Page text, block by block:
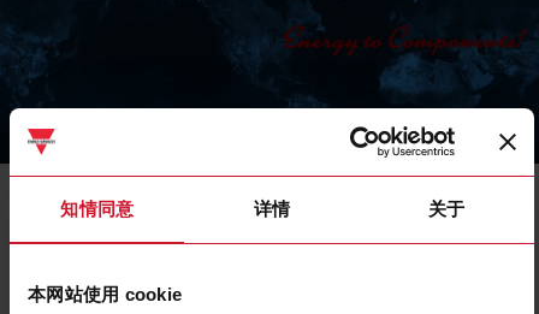
知情同意 详情 关于
本网站使用 cookie
The Carlo Gavazzi Group
Current Transformers
Solid core